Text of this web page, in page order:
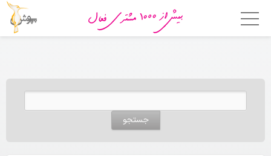
جستجو برای: